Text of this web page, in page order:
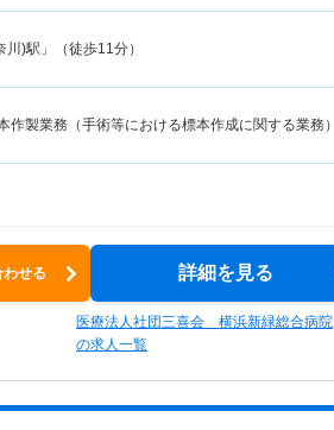
)駅」（徒歩11分）
作製業務（手術等における標本作成に関する業務）
せる 詳細を見る
医療法人社団三喜会 横浜新緑総合病院
の求人一覧